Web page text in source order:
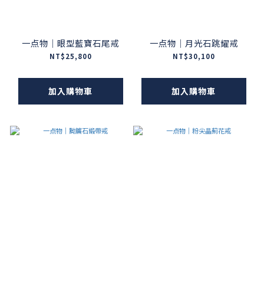
一点物｜眼型藍寶石尾戒
NT$25,800
加入購物車
一点物｜月光石跳耀戒
NT$30,100
加入購物車